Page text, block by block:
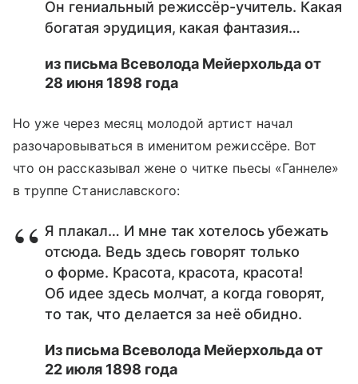
Он гениальный режиссёр-учитель. Какая
богатая эрудиция, какая фантазия…
из письма Всеволода Мейерхольда от
28 июня 1898 года
Но уже через месяц молодой артист начал
разочаровываться в именитом режиссёре. Вот
что он рассказывал жене о читке пьесы «Ганнеле»
в труппе Станиславского:
Я плакал… И мне так хотелось убежать
отсюда. Ведь здесь говорят только
о форме. Красота, красота, красота!
Об идее здесь молчат, а когда говорят,
то так, что делается за неё обидно.
Из письма Всеволода Мейерхольда от
22 июля 1898 года